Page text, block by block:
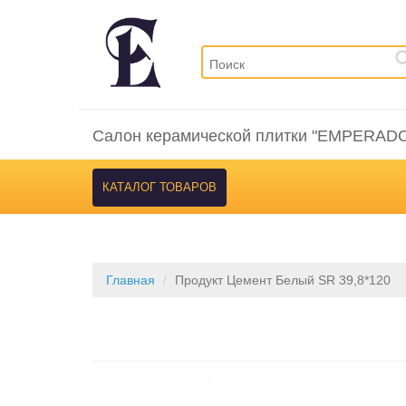
Салон керамической плитки
КАТАЛОГ ТОВАРОВ
Главная Продукт Цемент Белый SR 39,8*120